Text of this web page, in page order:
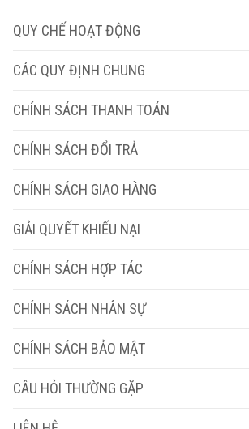
QUY CHẾ HOẠT ĐỘNG
CÁC QUY ĐỊNH CHUNG
CHÍNH SÁCH THANH TOÁN
CHÍNH SÁCH ĐỔI TRẢ
CHÍNH SÁCH GIAO HÀNG
GIẢI QUYẾT KHIẾU NẠI
CHÍNH SÁCH HỢP TÁC
CHÍNH SÁCH NHÂN SỰ
CHÍNH SÁCH BẢO MẬT
CÂU HỎI THƯỜNG GẶP